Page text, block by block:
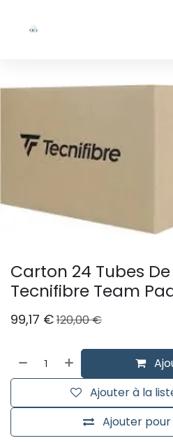
Carton 24 Tubes
Tecnifibre Team
99,17 €120,00€
Ajouter
Ajouter à la